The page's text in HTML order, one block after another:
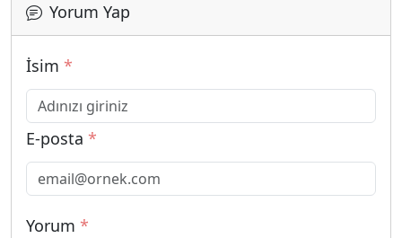
Yorum Yap
İsim *
E-posta *
Yorum *